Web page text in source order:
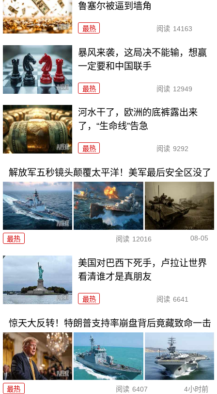
鲁塞尔被逼到墙角
最热 阅读 14163
暴风来袭，这局决不能输，想赢
一定要和中国联手
最热 阅读 12949
河水干了，欧洲的底裤露出来
了，“生命线”告急
最热 阅读 9292
解放军五秒镜头颠覆太平洋！美军最后安全区没了
最热 阅读 12016 08-05
美国对巴西下死手，卢拉让世界
看清谁才是真朋友
最热 阅读 6641
惊天大反转！特朗普支持率崩盘背后竟藏致命一击
最热 阅读 6407 4小时前